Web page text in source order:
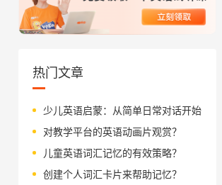
热门文章
少儿英语启蒙：从简单日常对话开始
对教学平台的英语动画片观赏？
儿童英语词汇记忆的有效策略？
创建个人词汇卡片来帮助记忆？